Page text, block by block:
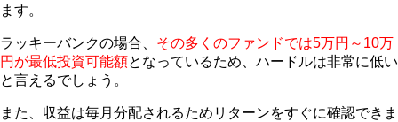
ます。
ラッキーバンクの場合、 その多くのファンドでは5万円～10万
円が最低投資可能額となっているため、ハードルは非常に低い
と言えるでしょう。
また、収益は毎月分配されるためリターンをすぐに確認できま